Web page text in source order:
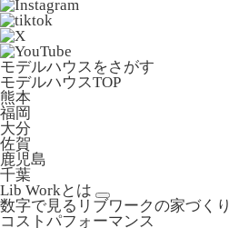
モデルハウスをさがす
モデルハウスTOP
熊本
福岡
大分
佐賀
鹿児島
千葉
Lib Workとは
数字で見るリブワークの家づくり
コストパフォーマンス